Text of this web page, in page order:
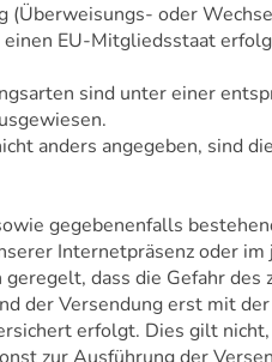
oder
EU-Mitgliedsstaat
sind unter einer
anders angegeben, sind
gegebenenfalls
Internetpräsenz oder
dass die Gefahr
der Versendung erst mit
erfolgt. Dies gilt